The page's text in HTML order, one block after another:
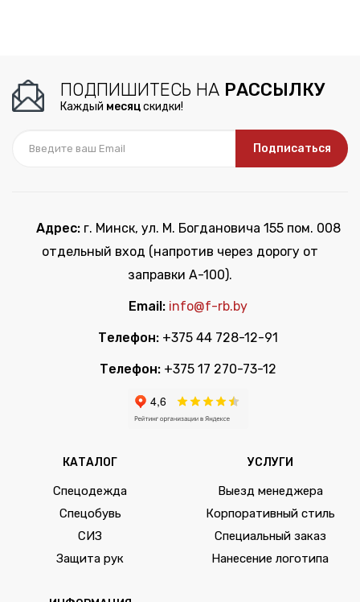
ПОДПИШИТЕСЬ НА РАССЫЛКУ
Каждый месяцскидки!
Подписаться
Адрес:г. Минск, ул. М. Богдановича 155 пом. 008
отдельный вход (напротив через дорогу от
заправки А-100).
Email: info@f-rb.by
Телефон: +375 44 728-12-91
Телефон: +375 17 270-73-12
КАТАЛОГ
Спецодежда
Спецобувь
СИЗ
Защита рук
УСЛУГИ
Выезд менеджера
Корпоративный стиль
Специальный заказ
Нанесение логотипа